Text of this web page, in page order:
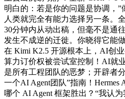
明白的：若是你的问题是协调，”
人类就完全有能力选择另一条。
30分钟内从动出稿，但毫不是通
发生不成逆的迁徙。你晓得它能
在 Kimi K2.5 开源根本上，AI创
算力订价权被尝试室控制！AI就
是所有工程团队的恶梦；开辟者
一个AI Agent团队”指南！Hermes
哪个 AI Agent 框架胜出？“我认